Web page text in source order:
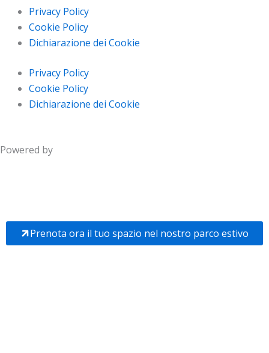
Privacy Policy
Cookie Policy
Dichiarazione dei Cookie
Privacy Policy
Cookie Policy
Dichiarazione dei Cookie
Powered by
Prenota ora il tuo spazio nel nostro parco estivo